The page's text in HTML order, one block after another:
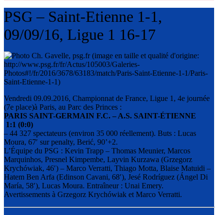
PSG – Saint-Etienne 1-1,
09/09/16, Ligue 1 16-17
Vendredi 09.09.2016, Championnat de France, Ligue 1, 4e journée
(7e place)à Paris, au Parc des Princes :
PARIS SAINT-GERMAIN F.C. – A.S. SAINT-ÉTIENNE
1:1 (0:0)
– 44 327 spectateurs (environ 35 000 réellement). Buts : Lucas
Moura, 67′ sur penalty, Berić, 90’+2.
L’Équipe du PSG : Kevin Trapp – Thomas Meunier, Marcos
Marquinhos, Presnel Kimpembe, Layvin Kurzawa (Grzegorz
Krychówiak, 46′) – Marco Verratti, Thiago Motta, Blaise Matuidi –
Hatem Ben Arfa (Edinson Cavani, 68′), Jesé Rodríguez (Ángel Di
María, 58′), Lucas Moura. Entraîneur : Unai Emery.
Avertissements à Grzegorz Krychówiak et Marco Verratti.